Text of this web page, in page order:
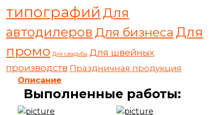
типографий Для
автодилеров Для бизнеса Для
промо Для свадьбы Для швейных
производств Праздничная продукция
Описание
Выполненные работы: